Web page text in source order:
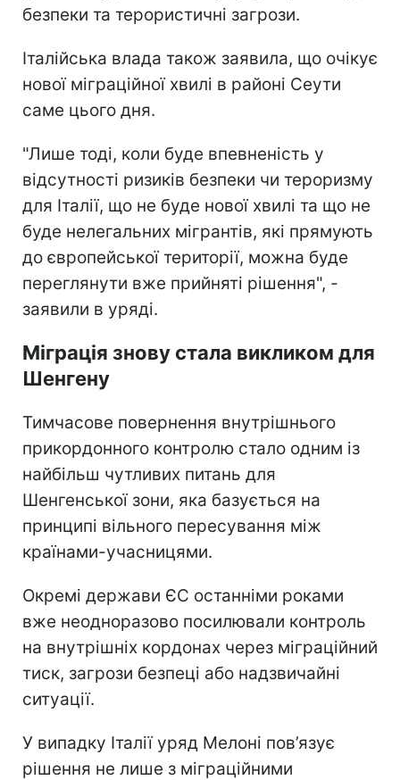
безпеки та терористичні загрози.
Італійська влада також заявила, що очікує
нової міграційної хвилі в районі Сеути
саме цього дня.
"Лише тоді, коли буде впевненість у
відсутності ризиків безпеки чи тероризму
для Італії, що не буде нової хвилі та що не
буде нелегальних мігрантів, які прямують
до європейської території, можна буде
переглянути вже прийняті рішення", -
заявили в уряді.
Міграція знову стала викликом для
Шенгену
Тимчасове повернення внутрішнього
прикордонного контролю стало одним із
найбільш чутливих питань для
Шенгенської зони, яка базується на
принципі вільного пересування між
країнами-учасницями.
Окремі держави ЄС останніми роками
вже неодноразово посилювали контроль
на внутрішніх кордонах через міграційний
тиск, загрози безпеці або надзвичайні
ситуації.
У випадку Італії уряд Мелоні пов’язує
рішення не лише з міграційними